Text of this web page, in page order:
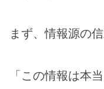
まず、情報源の
「この情報は本